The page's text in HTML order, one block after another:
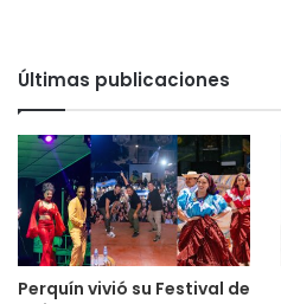
Últimas publicaciones
Perquín vivió su Festival de